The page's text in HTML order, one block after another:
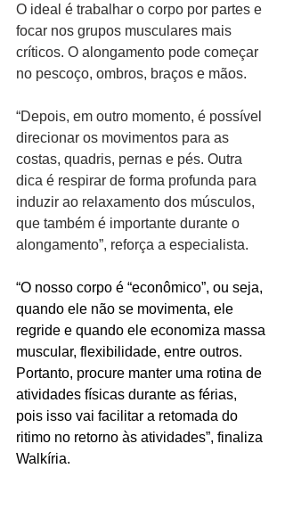
O ideal é trabalhar o corpo por partes e
focar nos grupos musculares mais
críticos. O alongamento pode começar
no pescoço, ombros, braços e mãos.
“Depois, em outro momento, é possível
direcionar os movimentos para as
costas, quadris, pernas e pés. Outra
dica é respirar de forma profunda para
induzir ao relaxamento dos músculos,
que também é importante durante o
alongamento”, reforça a especialista.
“O nosso corpo é “econômico”, ou seja,
quando ele não se movimenta, ele
regride e quando ele economiza massa
muscular, flexibilidade, entre outros.
Portanto, procure manter uma rotina de
atividades físicas durante as férias,
pois isso vai facilitar a retomada do
ritimo no retorno às atividades”, finaliza
Walkíria.